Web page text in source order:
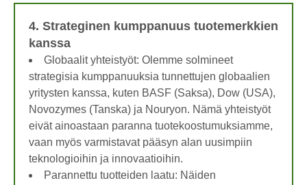
4. Strateginen kumppanuus tuotemerkkien
kanssa
Globaalit yhteistyöt: Olemme solmineet
strategisia kumppanuuksia tunnettujen globaalien
yritysten kanssa, kuten BASF (Saksa), Dow (USA),
Novozymes (Tanska) ja Nouryon. Nämä yhteistyöt
eivät ainoastaan ​​paranna tuotekoostumuksiamme,
vaan myös varmistavat pääsyn alan uusimpiin
teknologioihin ja innovaatioihin.
Parannettu tuotteiden laatu: Näiden